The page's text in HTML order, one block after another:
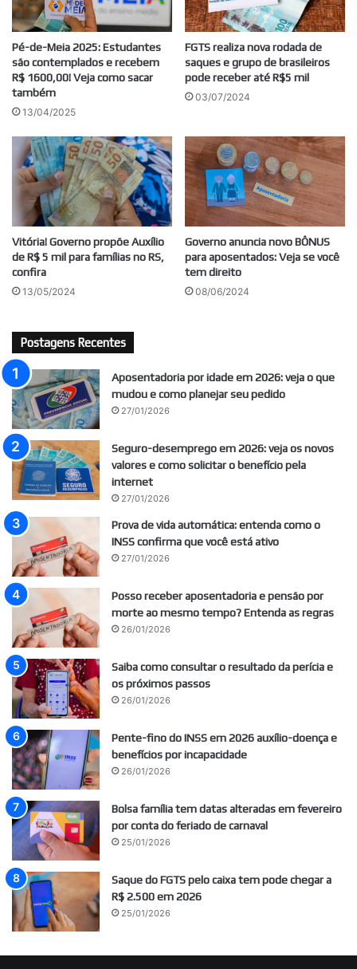
Pé-de-Meia 2025: Estudantes
são contemplados e recebem
R$ 1600,00! Veja como sacar
também
13/04/2025
FGTS realiza nova rodada de
saques e grupo de brasileiros
pode receber até R$5 mil
03/07/2024
Vitória! Governo propõe Auxílio
de R$ 5 mil para famílias no RS,
confira
13/05/2024
Governo anuncia novo BÔNUS
para aposentados: Veja se você
tem direito
08/06/2024
Postagens Recentes
Aposentadoria por idade em 2026: veja o que
mudou e como planejar seu pedido
27/01/2026
Seguro-desemprego em 2026: veja os novos
valores e como solicitar o benefício pela
internet
27/01/2026
Prova de vida automática: entenda como o
INSS confirma que você está ativo
27/01/2026
Posso receber aposentadoria e pensão por
morte ao mesmo tempo? Entenda as regras
26/01/2026
Saiba como consultar o resultado da perícia e
os próximos passos
26/01/2026
Pente-fino do INSS em 2026 auxílio-doença e
benefícios por incapacidade
26/01/2026
Bolsa família tem datas alteradas em fevereiro
por conta do feriado de carnaval
25/01/2026
Saque do FGTS pelo caixa tem pode chegar a
R$ 2.500 em 2026
25/01/2026